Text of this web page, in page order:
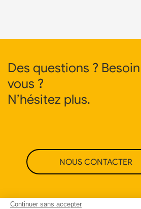
Continuer sans accepter
Des questions ?
vous ?
N’hésitez plus.
NOUS CONTACTER